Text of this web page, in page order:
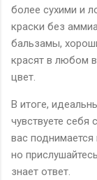
более сухими и
краски без
бальзамы,
красят в любом
цвет.
В итоге,
чувствуете себя
вас поднимается
но
знает ответ.